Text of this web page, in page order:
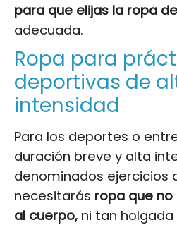
para que elijas la ropa
adecuada.
Ropa para
deportivas de
intensidad
Para los deportes o
duración breve y alta
denominados ejercicios
necesitarás ropa que
al cuerpo, ni tan